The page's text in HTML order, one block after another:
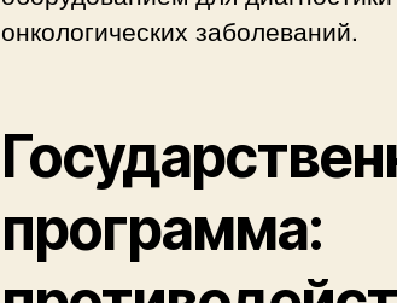
онкологических заболеваний.
программа: